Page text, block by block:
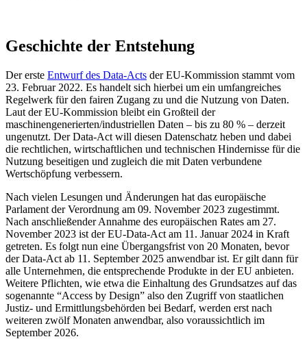
Geschichte der Entstehung
Der erste Entwurf des Data-Acts der EU-Kommission stammt vom
23. Februar 2022. Es handelt sich hierbei um ein umfangreiches
Regelwerk für den fairen Zugang zu und die Nutzung von Daten.
Laut der EU-Kommission bleibt ein Großteil der
maschinengenerierten/industriellen Daten – bis zu 80 % – derzeit
ungenutzt. Der Data-Act will diesen Datenschatz heben und dabei
die rechtlichen, wirtschaftlichen und technischen Hindernisse für die
Nutzung beseitigen und zugleich die mit Daten verbundene
Wertschöpfung verbessern.
Nach vielen Lesungen und Änderungen hat das europäische
Parlament der Verordnung am 09. November 2023 zugestimmt.
Nach anschließender Annahme des europäischen Rates am 27.
November 2023 ist der EU-Data-Act am 11. Januar 2024 in Kraft
getreten. Es folgt nun eine Übergangsfrist von 20 Monaten, bevor
der Data-Act ab 11. September 2025 anwendbar ist. Er gilt dann für
alle Unternehmen, die entsprechende Produkte in der EU anbieten.
Weitere Pflichten, wie etwa die Einhaltung des Grundsatzes auf das
sogenannte “Access by Design” also den Zugriff von staatlichen
Justiz- und Ermittlungsbehörden bei Bedarf, werden erst nach
weiteren zwölf Monaten anwendbar, also voraussichtlich im
September 2026.